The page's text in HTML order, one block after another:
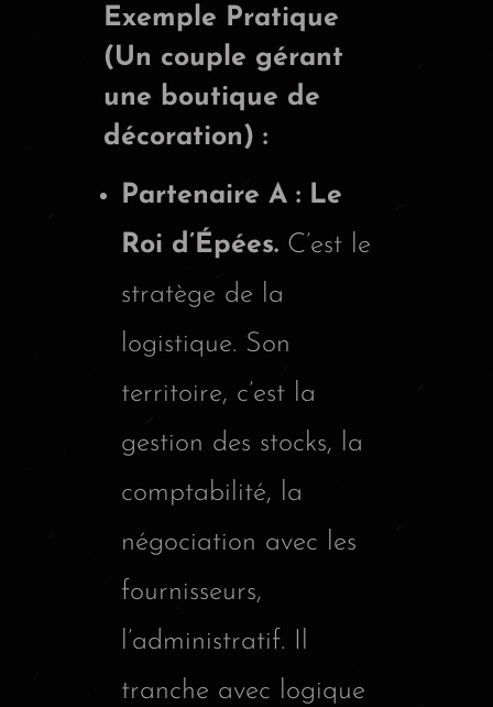
Exemple Pratique
(Un couple gérant
une boutique de
décoration) :
Partenaire A : Le
Roi d’Épées. C’est le
stratège de la
logistique. Son
territoire, c’est la
gestion des stocks, la
comptabilité, la
négociation avec les
fournisseurs,
l’administratif. Il
tranche avec logique